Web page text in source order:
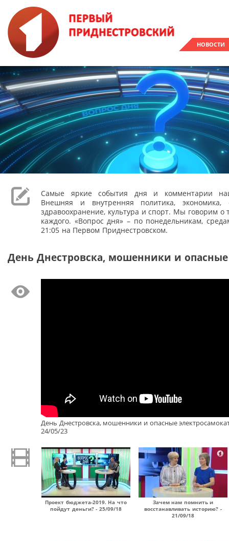
НОВОСТИ
Самые яркие события дня и комментарии
Внешняя и внутренняя политика, экономика,
здравоохранение, культура и спорт. Мы говорим о
каждого. «Вопрос дня» – по понедельникам,
21:05 на Первом Приднестровском.
День Днестровска, мошенники и опасные
День Днестровска, мошенники и опасные
24/05/23
Проект бюджета-2019. На что
пойдут деньги? - 25/09/18
Зачем нам помнить и
восстанавливать историю? -
21/09/18